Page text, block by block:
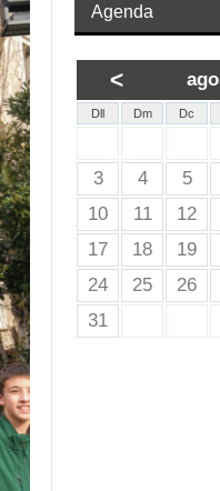
Agenda
<
Dll Dm Dc
3
4 5
10
11 12
17
18 19
24
25 26
31